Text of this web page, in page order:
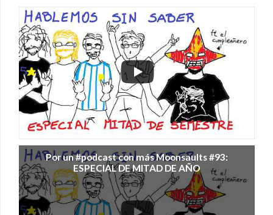
Por un #podcast con más Moonsaults #93:
ESPECIAL DE MITAD DE AÑO